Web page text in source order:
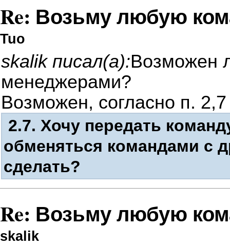
Re: Возьму любую
Tuo
skalik писал(а):Возможен
менеджерами?
Возможен, согласно п.
2.7. Хочу передать
обменяться командами с
сделать?
Re: Возьму любую
skalik